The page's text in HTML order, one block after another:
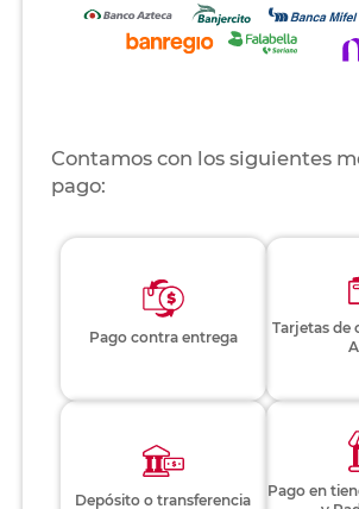
Contamos con los siguientes
pago:
Pago contra entrega
Tarjetas de
Depósito o transferencia
Pago en